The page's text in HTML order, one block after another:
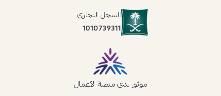
السجل التجاري
1010739311
موثق لدى منصة الأعمال